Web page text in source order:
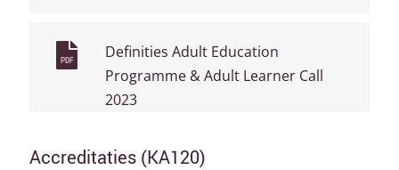
PDF
Definities Adult Education
Programme & Adult Learner Call
2023
Accreditaties (KA120)